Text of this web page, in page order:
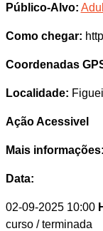
Público-Alvo:
Como chegar:
Coordenadas
Localidade:
Ação Acessivel
Mais informações:
Data:
02-09-2025 10:00
curso / terminada